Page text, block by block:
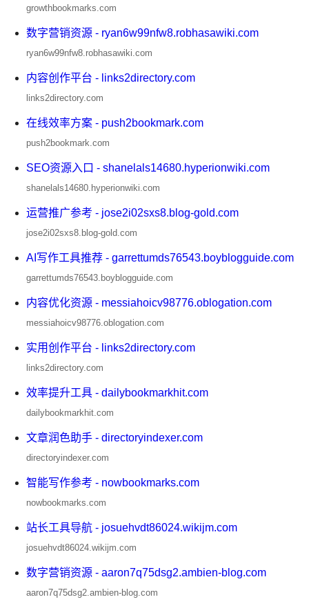
growthbookmarks.com
数字营销资源 - ryan6w99nfw8.robhasawiki.com
ryan6w99nfw8.robhasawiki.com
内容创作平台 - links2directory.com
links2directory.com
在线效率方案 - push2bookmark.com
push2bookmark.com
SEO资源入口 - shanelals14680.hyperionwiki.com
shanelals14680.hyperionwiki.com
运营推广参考 - jose2i02sxs8.blog-gold.com
jose2i02sxs8.blog-gold.com
AI写作工具推荐 - garrettumds76543.boyblogguide.com
garrettumds76543.boyblogguide.com
内容优化资源 - messiahoicv98776.oblogation.com
messiahoicv98776.oblogation.com
实用创作平台 - links2directory.com
links2directory.com
效率提升工具 - dailybookmarkhit.com
dailybookmarkhit.com
文章润色助手 - directoryindexer.com
directoryindexer.com
智能写作参考 - nowbookmarks.com
nowbookmarks.com
站长工具导航 - josuehvdt86024.wikijm.com
josuehvdt86024.wikijm.com
数字营销资源 - aaron7q75dsg2.ambien-blog.com
aaron7q75dsg2.ambien-blog.com